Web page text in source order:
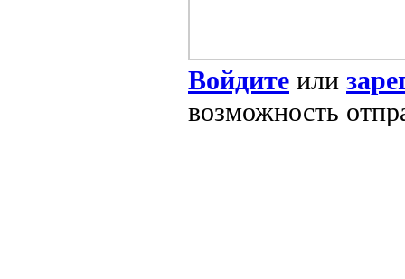
Войдите или
возможность